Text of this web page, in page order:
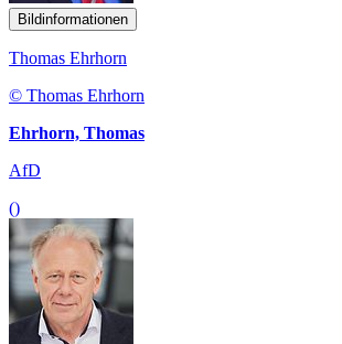
Bildinformationen
Thomas Ehrhorn
© Thomas Ehrhorn
Ehrhorn, Thomas
AfD
()